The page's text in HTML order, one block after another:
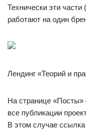
Технически эти
работают на один
Лендинг «Теорий и
На странице «Посты»
все публикации
В этом случае